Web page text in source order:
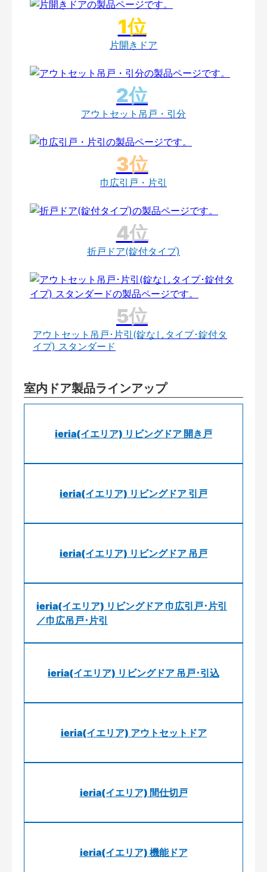
片開きドア
アウトセット吊戸・引分
巾広引戸・片引
折戸ドア(錠付タイプ)
アウトセット吊戸･片引(錠なしタイプ･錠付タ
イプ) スタンダード
室内ドア製品ラインアップ
ieria(イエリア) リビングドア 開き戸
ieria(イエリア) リビングドア 引戸
ieria(イエリア) リビングドア 吊戸
ieria(イエリア) リビングドア 巾広引戸･片引
／巾広吊戸･片引
ieria(イエリア) リビングドア 吊戸･引込
ieria(イエリア) アウトセットドア
ieria(イエリア) 間仕切戸
ieria(イエリア) 機能ドア